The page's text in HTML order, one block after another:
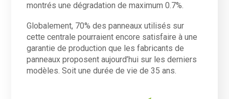
montrés une dégradation de maximum 0.7%.
Globalement, 70% des panneaux utilisés sur
cette centrale pourraient encore satisfaire à une
garantie de production que les fabricants de
panneaux proposent aujourd’hui sur les derniers
modèles. Soit une durée de vie de 35 ans.